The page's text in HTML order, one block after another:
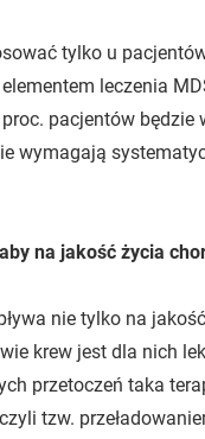
tylko u
leczenia
pacjentów będzie
wymagają
na jakość życia
nie tylko na
krew jest dla nich
przetoczeń taka
tzw.